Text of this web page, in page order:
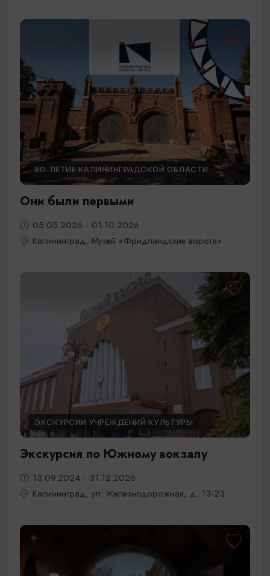
80-ЛЕТИЕ КАЛИНИНГРАДСКОЙ ОБЛАСТИ
Они были первыми
05.05.2026 - 01.10.2026
Калининград, Музей «Фридландские ворота»
ЭКСКУРСИИ УЧРЕЖДЕНИЙ КУЛЬТУРЫ
Экскурсия по Южному вокзалу
13.09.2024 - 31.12.2026
Калининград, ул. Железнодорожная, д. 13-23